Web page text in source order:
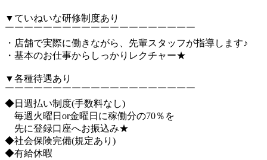
▼ていねいな研修制度あり
￣￣￣￣￣￣￣￣￣￣￣￣￣￣￣￣￣￣￣￣
・店舗で実際に働きながら、先輩スタッフが指導します♪
・基本のお仕事からしっかりレクチャー★
▼各種待遇あり
￣￣￣￣￣￣￣￣￣￣￣￣￣￣￣￣￣￣￣￣
◆日週払い制度(手数料なし)
毎週火曜日or金曜日に稼働分の70％を
先に登録口座へお振込み★
◆社会保険完備(規定あり)
◆有給休暇